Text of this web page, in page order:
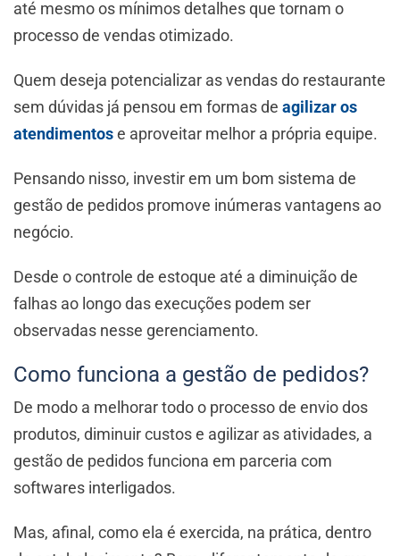
até mesmo os mínimos detalhes que tornam o
processo de vendas otimizado.
Quem deseja potencializar as vendas do restaurante
sem dúvidas já pensou em formas de agilizar os
atendimentose aproveitar melhor a própria equipe.
Pensando nisso, investir em um bom sistema de
gestão de pedidos promove inúmeras vantagens ao
negócio.
Desde o controle de estoque até a diminuição de
falhas ao longo das execuções podem ser
observadas nesse gerenciamento.
Como funciona a gestão de pedidos?
De modo a melhorar todo o processo de envio dos
produtos, diminuir custos e agilizar as atividades, a
gestão de pedidos funciona em parceria com
softwares interligados.
Mas, afinal, como ela é exercida, na prática, dentro